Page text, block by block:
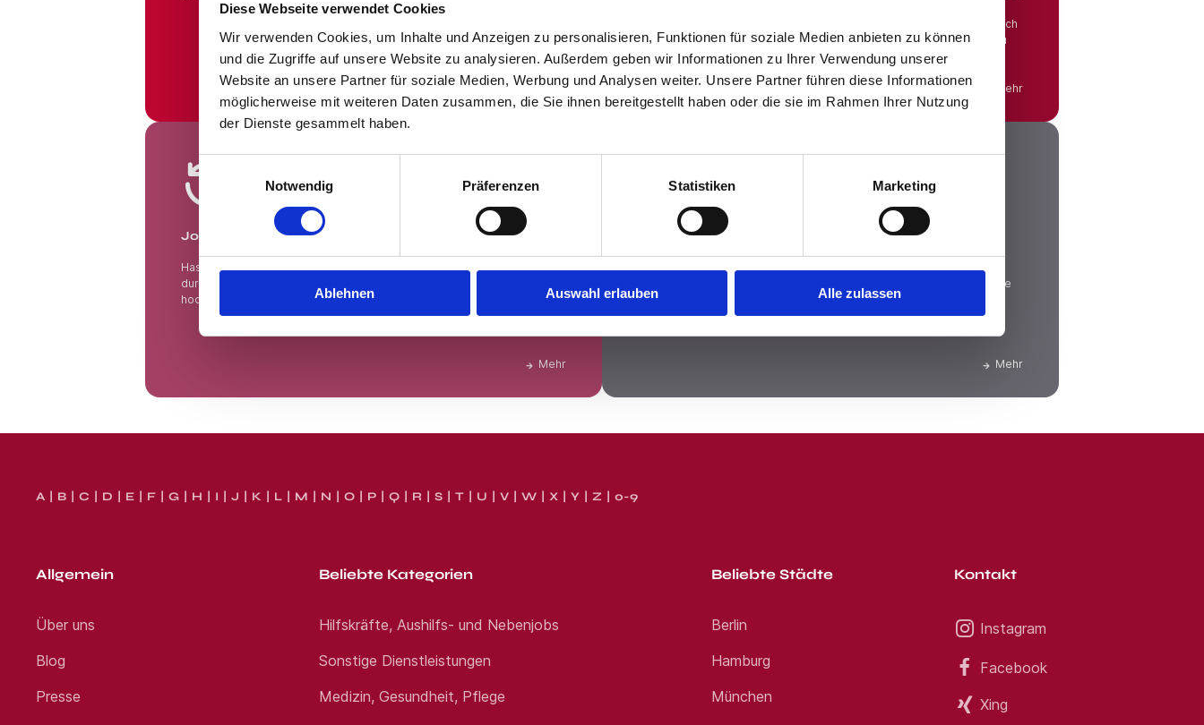
Diese Webseite verwendet Cookies
Wir verwenden Cookies, um Inhalte und Anzeigen zu personalisieren, Funktionen für soziale Medien anbieten zu können
und die Zugriffe auf unsere Website zu analysieren. Außerdem geben wir Informationen zu Ihrer Verwendung unserer
Website an unsere Partner für soziale Medien, Werbung und Analysen weiter. Unsere Partner führen diese Informationen
möglicherweise mit weiteren Daten zusammen, die Sie ihnen bereitgestellt haben oder die sie im Rahmen Ihrer Nutzung
der Dienste gesammelt haben.
Einwilligungsauswahl
Notwendig
Präferenzen Statistiken Marketing
Ablehnen Auswahl erlauben Alle zulassen
Mehr
Herausforderung suchst, einen beruflichen Wechsel planst oder einfach
eine Stelle in Deinem aktuellen Wohnort bevorzugst – bei uns wirst Du
fündig.
Mehr
Jobsuche andersrum!
Hast Du keine Lust und Zeit, auf Jobbörsen jede Stellenanzeige zu
durchsuchen? Teste die "Jobsuche andersrum", lade Deinen Lebenslauf
hoch und lasse Dir Jobs vorschlagen, die zu Dir passen.
Mehr
Jobsuche andersrum
Was bleibt vom Brutto?
Viele fragen sich, wie sich das Bruttogehalt in das Nettogehalt
umwandelt. Steuern, Sozialversicherungsbeiträge und andere Abzüge
sorgen dafür, dass vom ursprünglichen Betrag nicht alles auf Deinem
Konto landet. Mit unserem Brutto-Netto-Rechner kannst Du sofort
Mehr
A B C D E F G H I J K L M N O P Q R S T U V W X Y Z 0-9
Allgemein
Über uns
Blog
Presse
Beliebte Kategorien
Hilfskräfte, Aushilfs- und Nebenjobs
Sonstige Dienstleistungen
Medizin, Gesundheit, Pflege
Beliebte Städte
Berlin
Hamburg
München
Kontakt
Instagram
Facebook
Xing